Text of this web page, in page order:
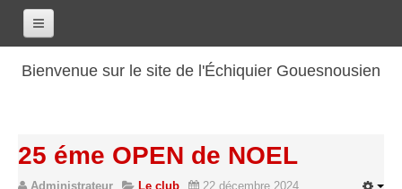
Bienvenue sur le site de l'Échiquier Gouesnousien
Les renseignements
25 éme OPEN de NOEL
Administrateur Le club 22 décembre 2024